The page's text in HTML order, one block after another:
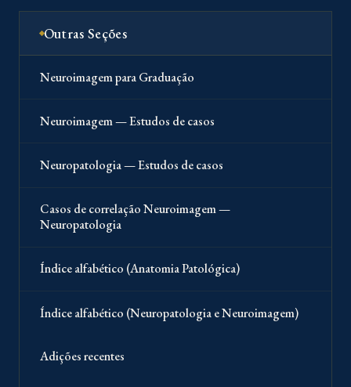
Outras Seções
Neuroimagem para Graduação
Neuroimagem — Estudos de casos
Neuropatologia — Estudos de casos
Casos de correlação Neuroimagem —
Neuropatologia
Índice alfabético (Anatomia Patológica)
Índice alfabético (Neuropatologia e Neuroimagem)
Adições recentes